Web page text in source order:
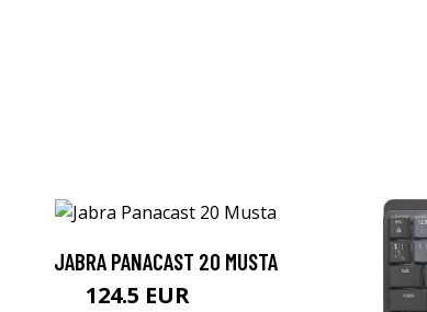
JABRA PANACAST 20 MUSTA
124.5 EUR